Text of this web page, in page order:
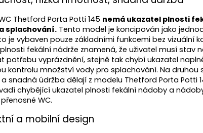
Thetford Porta Potti 145 nemá ukazatel plnosti
splachování. Tento model je koncipován jako
je vybaven pouze základními funkcemi bez vizuální
fekální nádrže znamená, že uživatel musí stav
potřebu vyprázdnění, stejně tak chybí ukazatel
kontrolu množství vody pro splachování. Na druhou
snadná údržba dělají z modelu Thetford Porta Potti
chybějící ukazatel plnosti fekální nádoby a
WC.
a mobilní design